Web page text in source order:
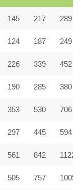
145 217 289
124 187 249
226 339 452
190 285 380
353 530 706
297 445 594
561 842 1122
505 757 1009